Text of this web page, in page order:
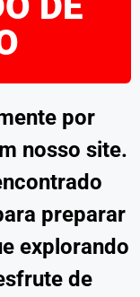
por
nosso site.
preparar
explorando
de